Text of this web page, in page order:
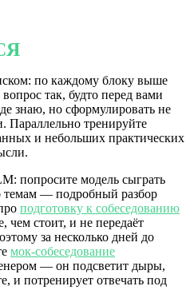
по каждому блоку выше
так, будто перед вами
знаю, но сформулировать не
тренируйте
и небольших практических
попросите модель сыграть
темам — подробный разбор
подготовку к собеседованию
чем стоит, и не передаёт
за несколько дней до
мок-собеседование
— он подсветит дыры,
и потренирует отвечать под